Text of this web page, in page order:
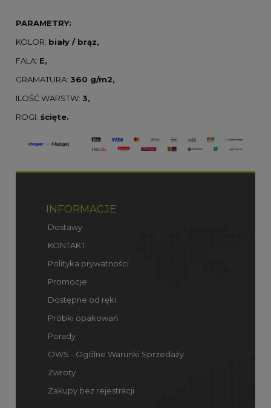
PARAMETRY:
KOLOR: biały / brąz,
FALA: E,
GRAMATURA: 360 g/m2,
ILOŚĆ WARSTW: 3,
ROGI: ścięte.
INFORMACJE
Dostawy
KONTAKT
Polityka prywatności
Promocje
Dostępne od ręki
Próbki opakowań
Porady
OWS - Ogólne Warunki Sprzedaży
Zwroty
Zakupy bez rejestracji